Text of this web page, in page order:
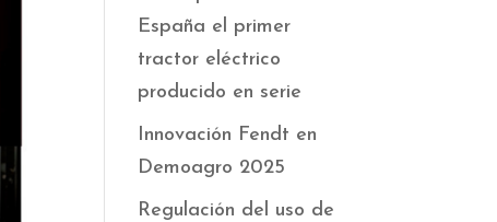
España el primer
tractor eléctrico
producido en serie
Innovación Fendt en
Demoagro 2025
Regulación del uso de